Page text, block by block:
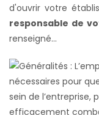
d'ouvrir votre
responsable de
renseigné...